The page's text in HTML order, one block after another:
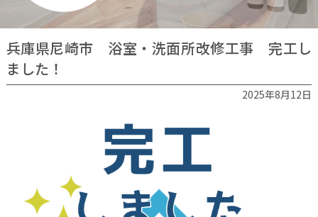
兵庫県尼崎市 浴室・洗面所改修工事 完工し
ました！
2025年8月12日